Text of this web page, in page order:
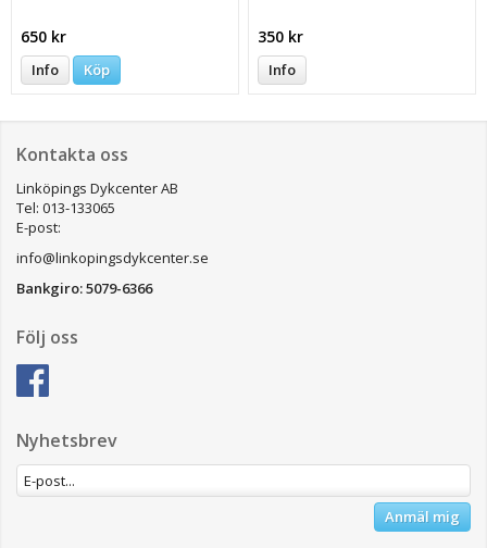
650 kr
Info Köp
350 kr
Info
Kontakta oss
Linköpings Dykcenter AB
Tel: 013-133065
E-post:
info@linkopingsdykcenter.se
Bankgiro: 5079-6366
Följ oss
Nyhetsbrev
Anmäl mig